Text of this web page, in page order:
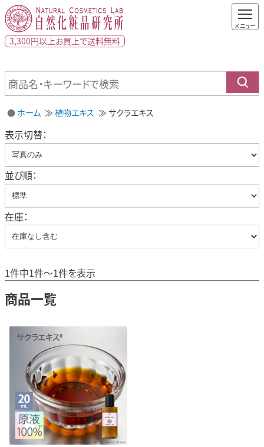
3,300円以上お買上で送料無料
ホーム 植物エキス サクラエキス
表示切替：
並び順：
在庫：
1件中1件～1件を表示
商品一覧